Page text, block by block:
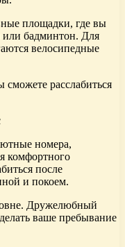
площадки, где вы
или бадминтон. Для
велосипедные
сможете расслабиться
номера,
комфортного
после
и покоем.
Дружелюбный
ваше пребывание